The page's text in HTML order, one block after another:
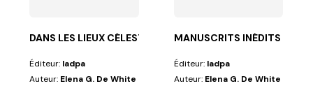
DANS LES LIEUX CÉLESTES
Éditeur: Iadpa
Auteur: Elena G. De White
MANUSCRITS INÉDITS -
Éditeur: Iadpa
Auteur: Elena G. De White